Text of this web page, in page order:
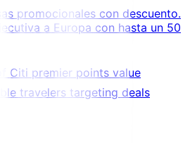
promocionales con descuento.
a Europa con hasta un 50
Citi premier points value
travelers targeting deals